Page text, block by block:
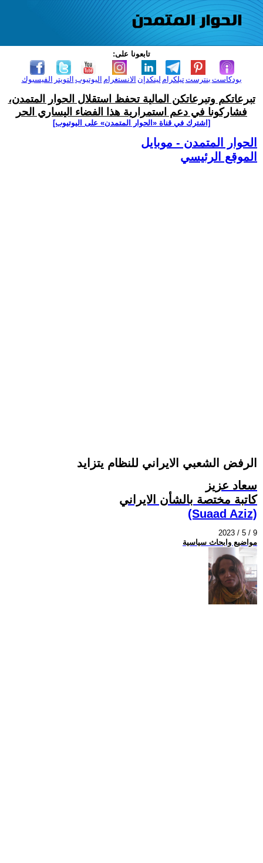
تابعونا على:
الفيسبوك التويتر اليوتيوب الانستغرام لينكدإن تيلكرامبنترست بودكاست
تبرعاتكم وتبرعاتكن المالية تحفظ استقلال الحوار المتمدن،
فشاركونا في دعم استمرارية هذا الفضاء اليساري الحر
[اشترك في قناة ‫«الحوار المتمدن» على اليوتيوب]
الحوار المتمدن - موبايل
الموقع الرئيسي
الرفض الشعبي الايراني للنظام يتزايد
سعاد عزيز
کاتبة مختصة بالشأن الايراني
(Suaad Aziz)
2023 / 5 / 9
مواضيع وابحاث سياسية